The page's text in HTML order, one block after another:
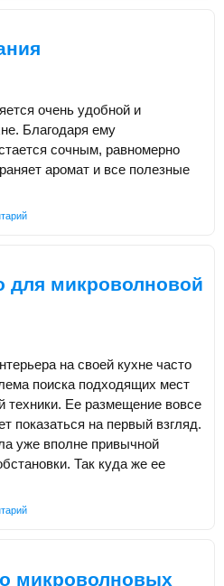
очень удобной и
Благодаря ему
сочным, равномерно
аромат и все полезные
для микроволновой
на своей кухне часто
поиска подходящих мест
техники. Ее размещение вовсе
показаться на первый взгляд.
уже вполне привычной
Так куда же ее
микроволновых